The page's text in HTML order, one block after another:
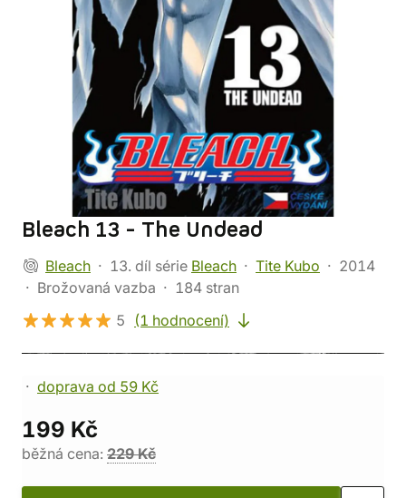
Bleach 13 - The Undead
Bleach 13. díl série Bleach Tite Kubo
2014
Brožovaná vazba
184 stran
5
(1 hodnocení)
doprava od 59 Kč
199 Kč
běžná cena: 229 Kč